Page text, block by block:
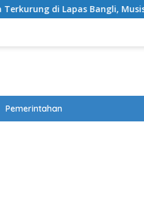
Musisi Asal London Bernapas
Pemerintahan